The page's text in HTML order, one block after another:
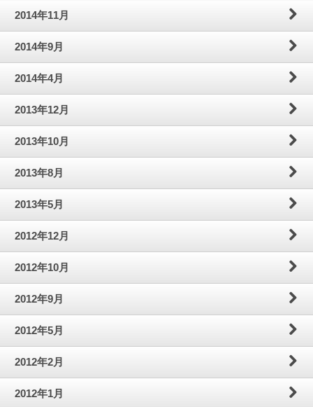
2014年11月
2014年9月
2014年4月
2013年12月
2013年10月
2013年8月
2013年5月
2012年12月
2012年10月
2012年9月
2012年5月
2012年2月
2012年1月